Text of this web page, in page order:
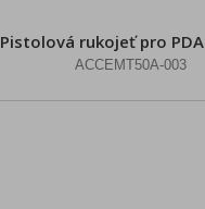
Pistolová rukojeť pro PDA
ACCEMT50A-003